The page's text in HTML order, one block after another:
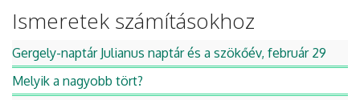
Ismeretek számításokhoz
Gergely-naptár Julianus naptár és a szökőév, február 29
Melyik a nagyobb tört?